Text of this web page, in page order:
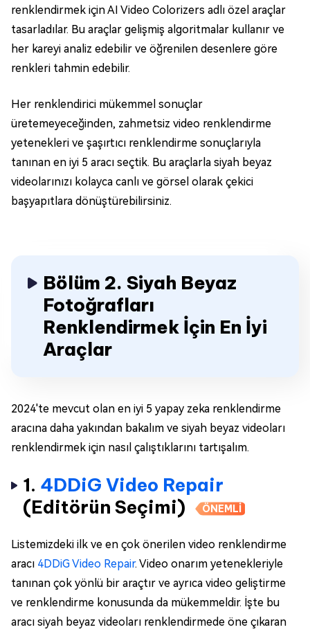
renklendirmek için AI Video Colorizers adlı özel araçlar
tasarladılar. Bu araçlar gelişmiş algoritmalar kullanır ve
her kareyi analiz edebilir ve öğrenilen desenlere göre
renkleri tahmin edebilir.
Her renklendirici mükemmel sonuçlar
üretemeyeceğinden, zahmetsiz video renklendirme
yetenekleri ve şaşırtıcı renklendirme sonuçlarıyla
tanınan en iyi 5 aracı seçtik. Bu araçlarla siyah beyaz
videolarınızı kolayca canlı ve görsel olarak çekici
başyapıtlara dönüştürebilirsiniz.
Bölüm 2. Siyah Beyaz
Fotoğrafları
Renklendirmek İçin En İyi
Araçlar
2024'te mevcut olan en iyi 5 yapay zeka renklendirme
aracına daha yakından bakalım ve siyah beyaz videoları
renklendirmek için nasıl çalıştıklarını tartışalım.
1. 4DDiG Video Repair
(Editörün Seçimi)
ÖNEMLİ
Listemizdeki ilk ve en çok önerilen video renklendirme
aracı 4DDiG Video Repair. Video onarım yetenekleriyle
tanınan çok yönlü bir araçtır ve ayrıca video geliştirme
ve renklendirme konusunda da mükemmeldir. İşte bu
aracı siyah beyaz videoları renklendirmede öne çıkaran